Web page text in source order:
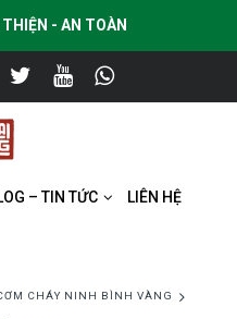
- AN TOÀN
– TIN TỨC LIÊN HỆ
CHÁY NINH BÌNH VÀNG